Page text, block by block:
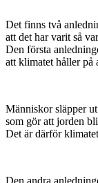
Det finns två
att det har varit så
Den första
att klimatet håller på
Människor släpper
som gör att jorden
Det är därför
Den andra